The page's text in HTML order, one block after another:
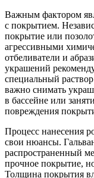
Важным фактором
с покрытием.
покрытие или
агрессивными
отбеливатели и
украшений
специальный
важно снимать
в бассейне или
повреждения
Процесс нанесения
свои нюансы.
распространенный
прочное покрытие,
Толщина покрытия